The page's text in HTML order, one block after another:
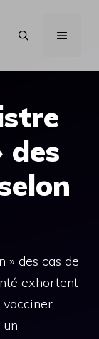
MENU
des
» des cas de
exhortent
vacciner